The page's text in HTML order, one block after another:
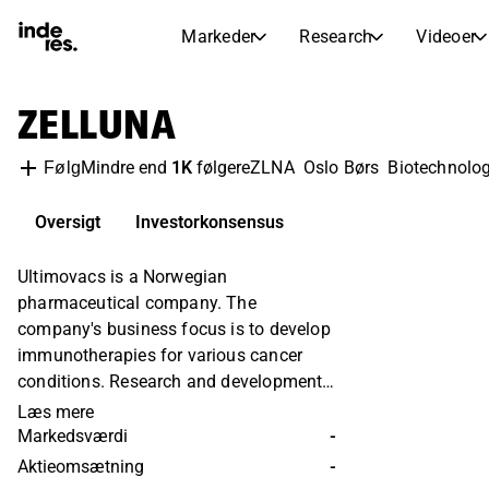
Markeder Research Videoer
Kommende og tidligere udbytter
Ekspertaktieanalyse og anbefalinger
Transskriptioner
Earnings Season
ZELLUNA
FølgMindre end 1K følgereZLNA Oslo Børs
Oversigt Investorkonsensus
Ultimovacs is a Norwegian
pharmaceutical company. The
company's business focus is to develop
immunotherapies for various cancer
conditions. Research and development
are based on a self-based technological
platform, where the products are mainly
further developed as vaccines. The
Læs mere
Markedsværdi
-
Aktieomsætning
-